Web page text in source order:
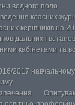
водного поло
класних
керівників на
і
кабінетами та
2017